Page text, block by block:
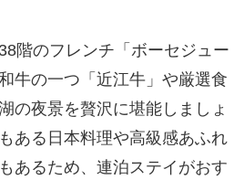
階のフレンチ「ボーセジュー
牛の一つ「近江牛」や厳選食
の夜景を贅沢に堪能しましょ
ある日本料理や高級感あふれ
あるため、連泊ステイがおす